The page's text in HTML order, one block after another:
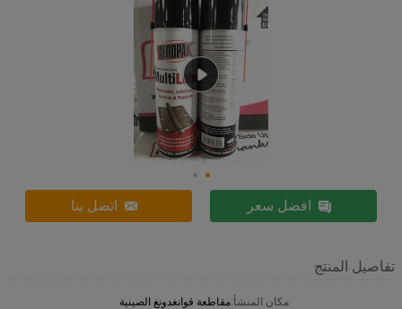
افضل سعر اتصل بنا
تفاصيل المنتج
مكان المنشأ:مقاطعة قوانغدونغ الصينية